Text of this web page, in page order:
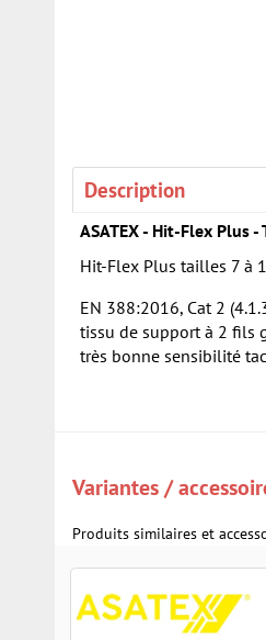
Description
ASATEX - Hit-Flex Plus
Hit-Flex Plus tailles 7 à
EN 388:2016, Cat 2
tissu de support à 2 fils
très bonne sensibilité
Variantes /
Produits similaires et